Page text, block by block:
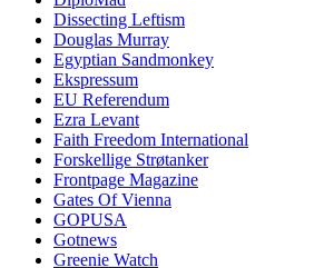
Dissecting Leftism
Douglas Murray
Egyptian Sandmonkey
Ekspressum
EU Referendum
Ezra Levant
Faith Freedom International
Forskellige Strøtanker
Frontpage Magazine
Gates Of Vienna
GOPUSA
Gotnews
Greenie Watch